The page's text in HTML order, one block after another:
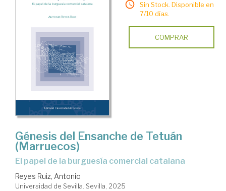
Sin Stock. Disponible en
7/10 días.
COMPRAR
Génesis del Ensanche de Tetuán
(Marruecos)
El papel de la burguesía comercial catalana
Reyes Ruiz, Antonio
Universidad de Sevilla. Sevilla, 2025